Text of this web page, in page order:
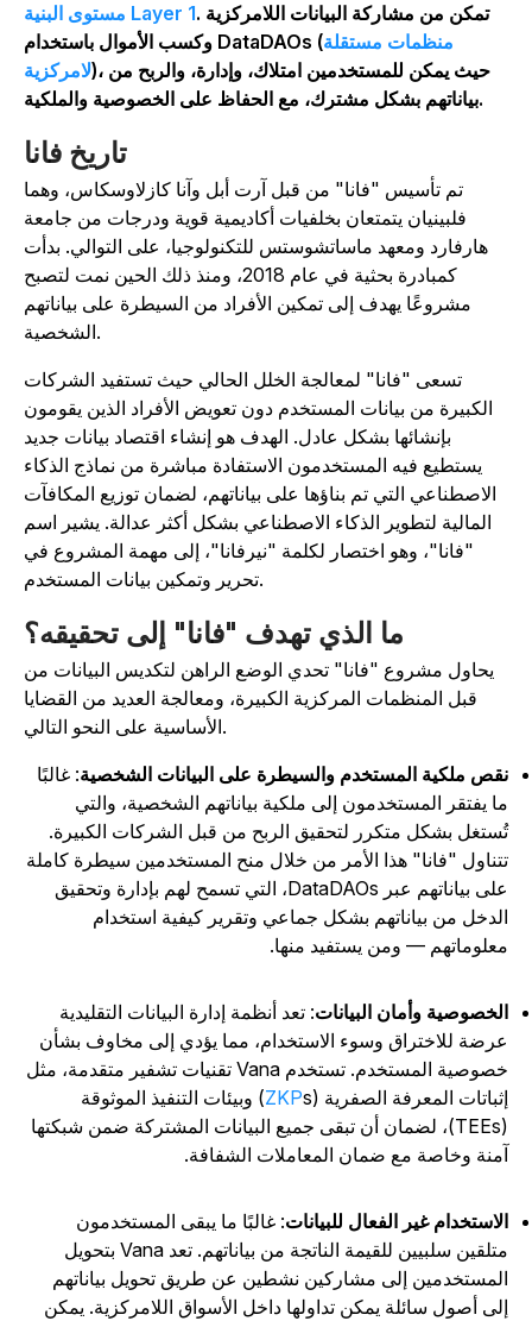
مستوى البنية Layer 1 . تمكن من مشاركة البيانات اللامركزية
وكسب الأموال باستخدام DataDAOs (منظمات مستقلة
لامركزية)، حيث يمكن للمستخدمين امتلاك، وإدارة، والربح من
تاريخ فانا
تم تأسيس "فانا" من قبل آرت أبل وآنا كازلاوسكاس، وهما
فلبينيان يتمتعان بخلفيات أكاديمية قوية ودرجات من جامعة
هارفارد ومعهد ماساتشوستس للتكنولوجيا، على التوالي. بدأت
كمبادرة بحثية في عام 2018، ومنذ ذلك الحين نمت لتصبح
مشروعًا يهدف إلى تمكين الأفراد من السيطرة على بياناتهم
تسعى "فانا" لمعالجة الخلل الحالي حيث تستفيد الشركات
الكبيرة من بيانات المستخدم دون تعويض الأفراد الذين يقومون
بإنشائها بشكل عادل. الهدف هو إنشاء اقتصاد بيانات جديد
يستطيع فيه المستخدمون الاستفادة مباشرة من نماذج الذكاء
الاصطناعي التي تم بناؤها على بياناتهم، لضمان توزيع المكافآت
المالية لتطوير الذكاء الاصطناعي بشكل أكثر عدالة. يشير اسم
"فانا"، وهو اختصار لكلمة "نيرفانا"، إلى مهمة المشروع في
ما الذي تهدف "فانا" إلى تحقيقه؟
يحاول مشروع "فانا" تحدي الوضع الراهن لتكديس البيانات من
قبل المنظمات المركزية الكبيرة، ومعالجة العديد من القضايا
ملكية المستخدم والسيطرة على البيانات الشخصية: غالبًا
يفتقر المستخدمون إلى ملكية بياناتهم الشخصية، والتي
بشكل متكرر لتحقيق الربح من قبل الشركات الكبيرة.
"فانا" هذا الأمر من خلال منح المستخدمين سيطرة كاملة
على بياناتهم عبر DataDAOs، التي تسمح لهم بإدارة وتحقيق
من بياناتهم بشكل جماعي وتقرير كيفية استخدام
— ومن يستفيد منها.
وأمان البيانات: تعد أنظمة إدارة البيانات التقليدية
للاختراق وسوء الاستخدام، مما يؤدي إلى مخاوف بشأن
خصوصية المستخدم. تستخدم Vana تقنيات تشفير متقدمة، مثل
المعرفة الصفرية ( ZKPs) وبيئات التنفيذ الموثوقة
(TEEs)، لضمان أن تبقى جميع البيانات المشتركة ضمن شبكتها
وخاصة مع ضمان المعاملات الشفافة.
غير الفعال للبيانات: غالبًا ما يبقى المستخدمون
متلقين سلبيين للقيمة الناتجة من بياناتهم. تعد Vana بتحويل
إلى مشاركين نشطين عن طريق تحويل بياناتهم
أصول سائلة يمكن تداولها داخل الأسواق اللامركزية. يمكن